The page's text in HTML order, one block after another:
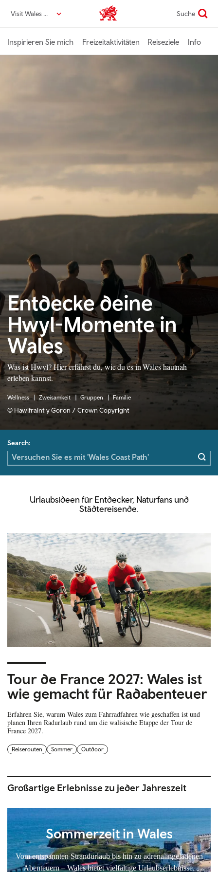
zumVisit Wales DE VisitWales home Suche
Inspirieren Sie mich Freizeitaktivitäten Reiseziele Info
Entdecke deine
Hwyl-Momente in
Wales
Was ist Hwyl? Hier erfährst du, wie du es in Wales hautnah
erleben kannst.
Wellness Zweisamkeit Gruppen Familie
© Hawlfraint y Goron / Crown Copyright
Search:
Urlaubsideen für Entdecker, Naturfans und
Städtereisende.
Tour de France 2027: Wales ist
wie gemacht für Radabenteuer
Erfahren Sie, warum Wales zum Fahrradfahren wie geschaffen ist und
planen Ihren Radurlaub rund um die walisische Etappe der Tour de
France 2027.
Reiserouten Sommer Outdoor
Großartige Erlebnisse zu jeder Jahreszeit
Sommerzeit in Wales
Vom entspannten Strandurlaub bis hin zu adrenalingeladenen
Abenteuern – Wales bietet vielfältige Urlaubserlebnisse.